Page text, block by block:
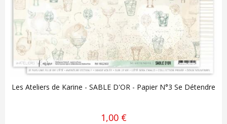
Les Ateliers de Karine - SABLE D'OR - Papier N°3 Se Détendre
1,00 €